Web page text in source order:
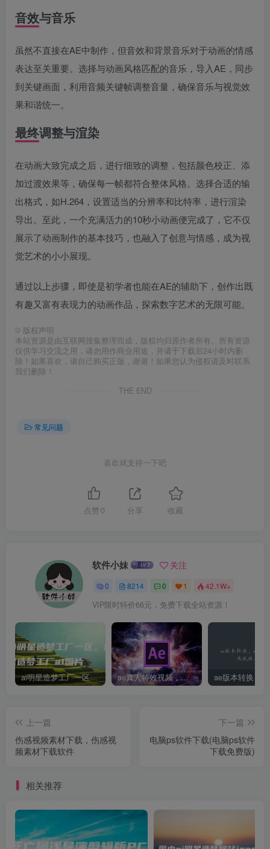
音效与音乐
虽然不直接在AE中制作，但音效和背景音乐对于动画的情感
表达至关重要。选择与动画风格匹配的音乐，导入AE，同步
到关键画面，利用音频关键帧调整音量，确保音乐与视觉效
果和谐统一。
最终调整与渲染
在动画大致完成之后，进行细致的调整，包括颜色校正、添
加过渡效果等，确保每一帧都符合整体风格。选择合适的输
出格式，如H.264，设置适当的分辨率和比特率，进行渲染
导出。至此，一个充满活力的10秒小动画便完成了，它不仅
展示了动画制作的基本技巧，也融入了创意与情感，成为视
觉艺术的小小展现。
通过以上步骤，即使是初学者也能在AE的辅助下，创作出既
有趣又富有表现力的动画作品，探索数字艺术的无限可能。
© 版权声明
本站资源是由互联网搜集整理而成，版权均归原作者所有。所有资源
仅供学习交流之用，请勿用作商业用途，并请于下载后24小时内删
除！如果喜欢，请自己购买正版，谢谢！如果您认为侵权请及时联系
我们删除！
THE END
常见问题
喜欢就支持一下吧
点赞 0 分享 收藏
软件小妹 关注
0 8214 0 1 42.1W+
VIP限时特价66元，免费下载全站资源！
ai明星造梦工厂一区，明星造梦工厂ai图片 ae真人特效视频，大学生第一次做ppt怎么做
上一篇
伤感视频素材下载，伤感视
频素材下载软件
下一篇
电脑ps软件下载(电脑ps软件
下载免费版)
相关推荐